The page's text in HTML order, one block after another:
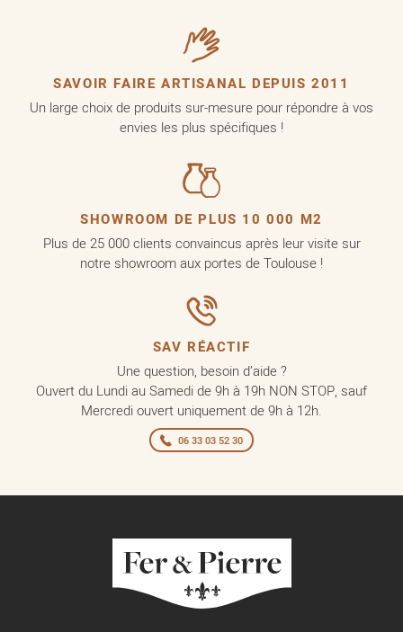
SAVOIR FAIRE ARTISANAL DEPUIS 2011
Un large choix de produits sur-mesure pour répondre à vos
envies les plus spécifiques !
SHOWROOM DE PLUS 10 000 M2
Plus de 25 000 clients convaincus après leur visite sur
notre showroom aux portes de Toulouse !
SAV RÉACTIF
Une question, besoin d’aide ?
Ouvert du Lundi au Samedi de 9h à 19h NON STOP, sauf
Mercredi ouvert uniquement de 9h à 12h.
06 33 03 52 30